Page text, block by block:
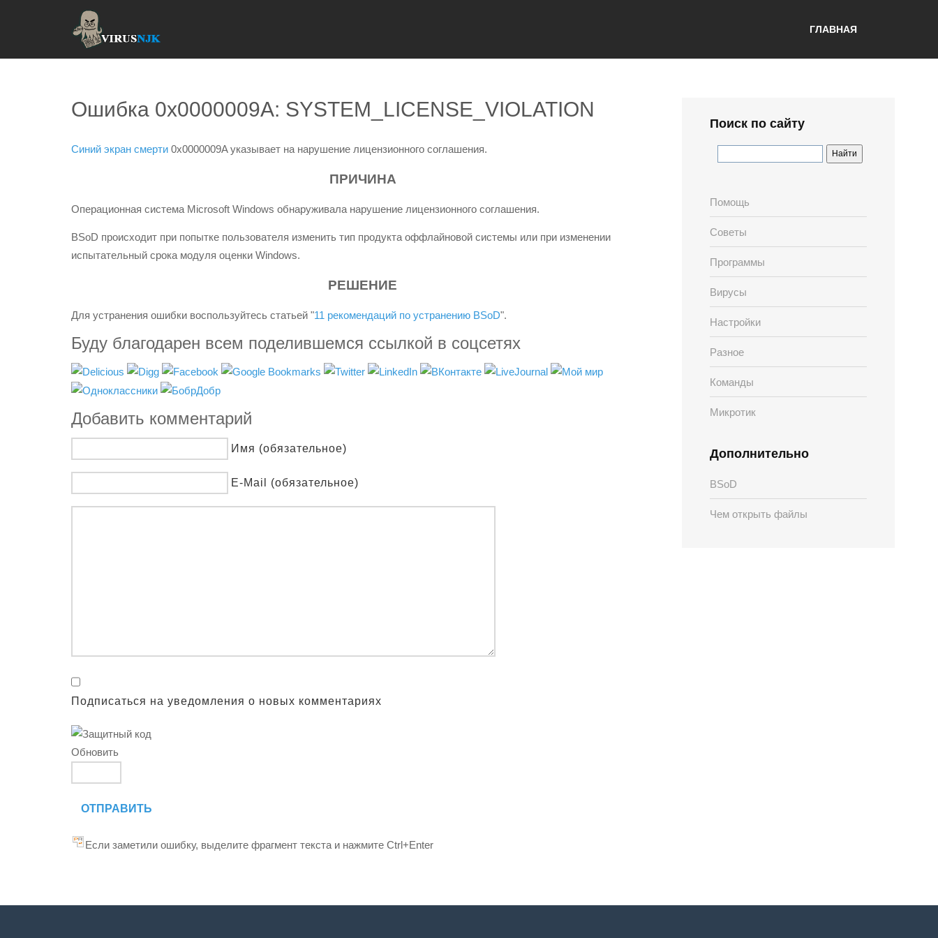
ГЛАВНАЯ
Ошибка 0x0000009A: SYSTEM_LICENSE_VIOLATION
Синий экран смерти 0x0000009A указывает на нарушение лицензионного соглашения.
ПРИЧИНА
Операционная система Microsoft Windows обнаруживала нарушение лицензионного соглашения.
BSoD происходит при попытке пользователя изменить тип продукта оффлайновой системы или при изменении
испытательный срока модуля оценки Windows.
РЕШЕНИЕ
Для устранения ошибки воспользуйтесь статьей "11 рекомендаций по устранению BSoD".
Буду благодарен всем поделившемся ссылкой в соцсетях
Добавить комментарий
Имя (обязательное)
E-Mail (обязательное)
Подписаться на уведомления о новых комментариях
Обновить
ОТПРАВИТЬ
Если заметили ошибку, выделите фрагмент текста и нажмите Ctrl+Enter
Поиск по сайту
Помощь
Советы
Программы
Вирусы
Настройки
Разное
Команды
Микротик
Дополнительно
BSoD
Чем открыть файлы